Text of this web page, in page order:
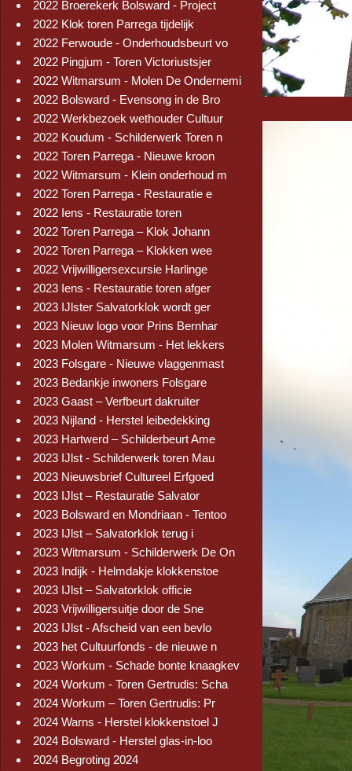
2022 Broerekerk Bolsward - Project
2022 Klok toren Parrega tijdelijk
2022 Ferwoude - Onderhoudsbeurt vo
2022 Pingjum - Toren Victoriustsjer
2022 Witmarsum - Molen De Ondernemi
2022 Bolsward - Evensong in de Bro
2022 Werkbezoek wethouder Cultuur
2022 Koudum - Schilderwerk Toren n
2022 Toren Parrega - Nieuwe kroon
2022 Witmarsum - Klein onderhoud m
2022 Toren Parrega - Restauratie e
2022 Iens - Restauratie toren
2022 Toren Parrega – Klok Johann
2022 Toren Parrega – Klokken wee
2022 Vrijwilligersexcursie Harlinge
2023 Iens - Restauratie toren afger
2023 IJlster Salvatorklok wordt ger
2023 Nieuw logo voor Prins Bernhar
2023 Molen Witmarsum - Het lekkers
2023 Folsgare - Nieuwe vlaggenmast
2023 Bedankje inwoners Folsgare
2023 Gaast – Verfbeurt dakruiter
2023 Nijland - Herstel leibedekking
2023 Hartwerd – Schilderbeurt Ame
2023 IJlst - Schilderwerk toren Mau
2023 Nieuwsbrief Cultureel Erfgoed
2023 IJlst – Restauratie Salvator
2023 Bolsward en Mondriaan - Tentoo
2023 IJlst – Salvatorklok terug i
2023 Witmarsum - Schilderwerk De On
2023 Indijk - Helmdakje klokkenstoe
2023 IJlst – Salvatorklok officie
2023 Vrijwilligersuitje door de Sne
2023 IJlst - Afscheid van een bevlo
2023 het Cultuurfonds - de nieuwe n
2023 Workum - Schade bonte knaagkev
2024 Workum - Toren Gertrudis: Scha
2024 Workum – Toren Gertrudis: Pr
2024 Warns - Herstel klokkenstoel J
2024 Bolsward - Herstel glas-in-loo
2024 Begroting 2024